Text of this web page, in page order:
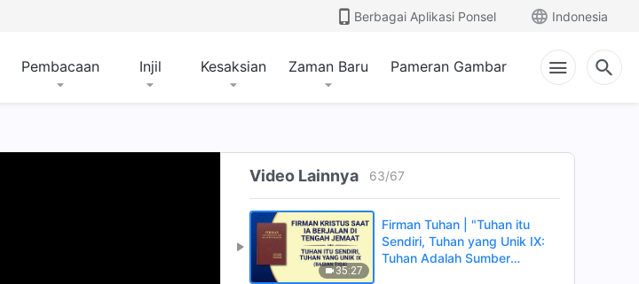
Berbagai Aplikasi Ponsel Indonesia
Pembacaan Injil Kesaksian Zaman Baru Pameran Gambar
Video Lainnya 63/67
Sendiri, Tuhan yang Unik IX:
41:34
Sendiri, Tuhan yang Unik IX:
Tuhan Adalah Sumber
Kehidupan bagi Segala
Sesuatu (III)" (Bagian Dua)
35:27
Firman Tuhan | "Tuhan itu
Sendiri, Tuhan yang Unik IX:
Tuhan Adalah Sumber